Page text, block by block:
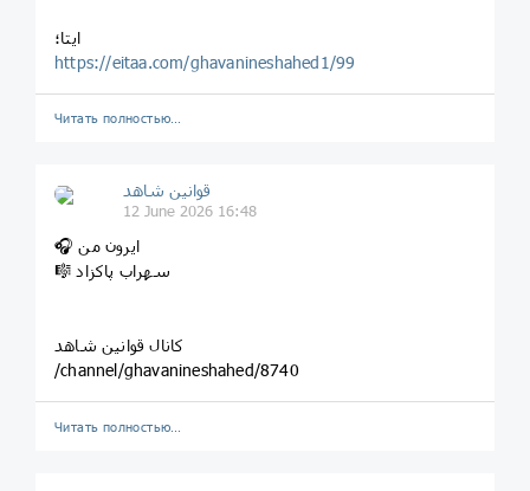
ایتا؛
https://eitaa.com/ghavanineshahed1/99
Читать полностью…
قوانین‌ شاهد
12 June 2026 16:48
🎧 ایرون من
🎼 سهراب پاکزاد
کانال قوانین شاهد
/channel/ghavanineshahed/8740
Читать полностью…